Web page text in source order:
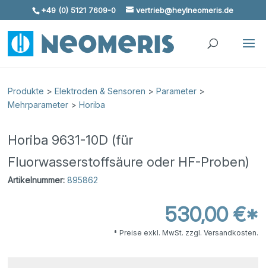
Skip To Content
+49 (0) 5121 7609-0 vertrieb@heylneomeris.de
Produkte >Elektroden & Sensoren >Parameter >
Mehrparameter >Horiba
Horiba 9631-10D (für
Fluorwasserstoffsäure oder HF-Proben)
Artikelnummer: 895862
530,00 €*
* Preise exkl. MwSt. zzgl. Versandkosten.